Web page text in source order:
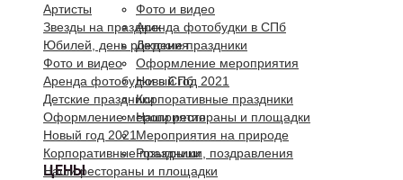
Фото и видео
Аренда фотобудки в СПб
Детские праздники
Оформление мероприятия
Новый год 2021
Корпоративные праздники
Наши рестораны и площадки
Мероприятия на природе
Розыгрыши, поздравления
ЦЕНЫ
Артисты
Звезды на праздник
Юбилей, день рождения
Фото и видео
Аренда фотобудки в СПб
Детские праздники
Оформление мероприятия
Новый год 2021
Корпоративные праздники
Наши рестораны и площадки